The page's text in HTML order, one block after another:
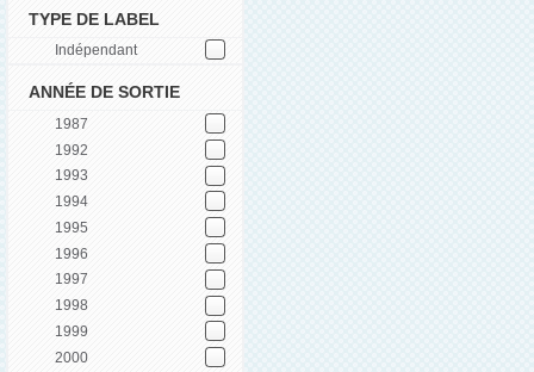
TYPE DE LABEL
Indépendant
ANNÉE DE SORTIE
1987
1992
1993
1994
1995
1996
1997
1998
1999
2000